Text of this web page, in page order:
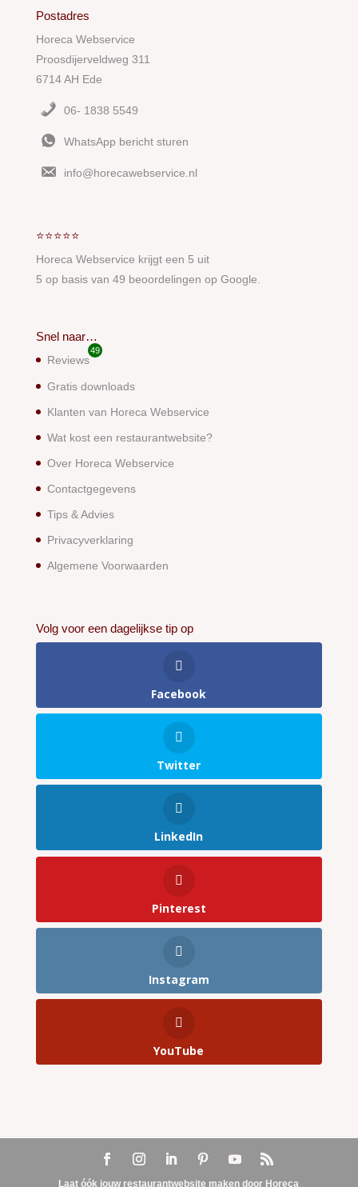
Postadres
Horeca Webservice
Proosdijerveldweg 311
6714 AH Ede
06- 1838 5549
WhatsApp bericht sturen
info@horecawebservice.nl
⭐⭐⭐⭐⭐
Horeca Webservice krijgt een 5 uit
5 op basis van 49 beoordelingen op Google.
Snel naar…
Reviews
49
Gratis downloads
Klanten van Horeca Webservice
Wat kost een restaurantwebsite?
Over Horeca Webservice
Contactgegevens
Tips & Advies
Privacyverklaring
Algemene Voorwaarden
Volg voor een dagelijkse tip op
Facebook
Twitter
LinkedIn
Pinterest
Instagram
YouTube
Laat óók jouw restaurantwebsite maken door Horeca